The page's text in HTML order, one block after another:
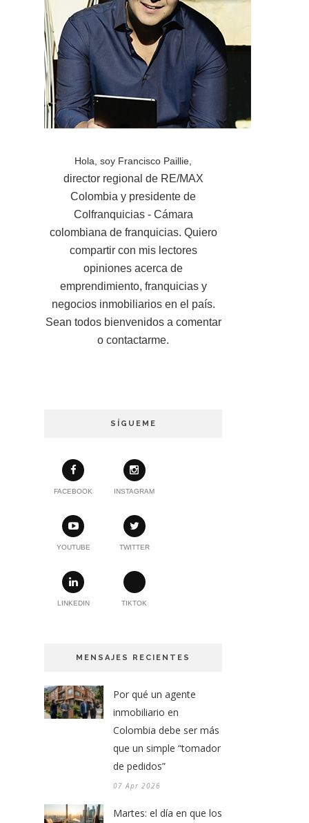
Hola, soy Francisco Paillie,
director regional de RE/MAX
Colombia y presidente de
Colfranquicias - Cámara
colombiana de franquicias. Quiero
compartir con mis lectores
opiniones acerca de
emprendimiento, franquicias y
negocios inmobiliarios en el país.
Sean todos bienvenidos a comentar
o contactarme.
SÍGUEME
FACEBOOK INSTAGRAM
YOUTUBE TWITTER
LINKEDIN TIKTOK
MENSAJES RECIENTES
Por qué un agente
inmobiliario en
Colombia debe ser más
que un simple “tomador
de pedidos”
07 Apr 2026
Martes: el día en que los